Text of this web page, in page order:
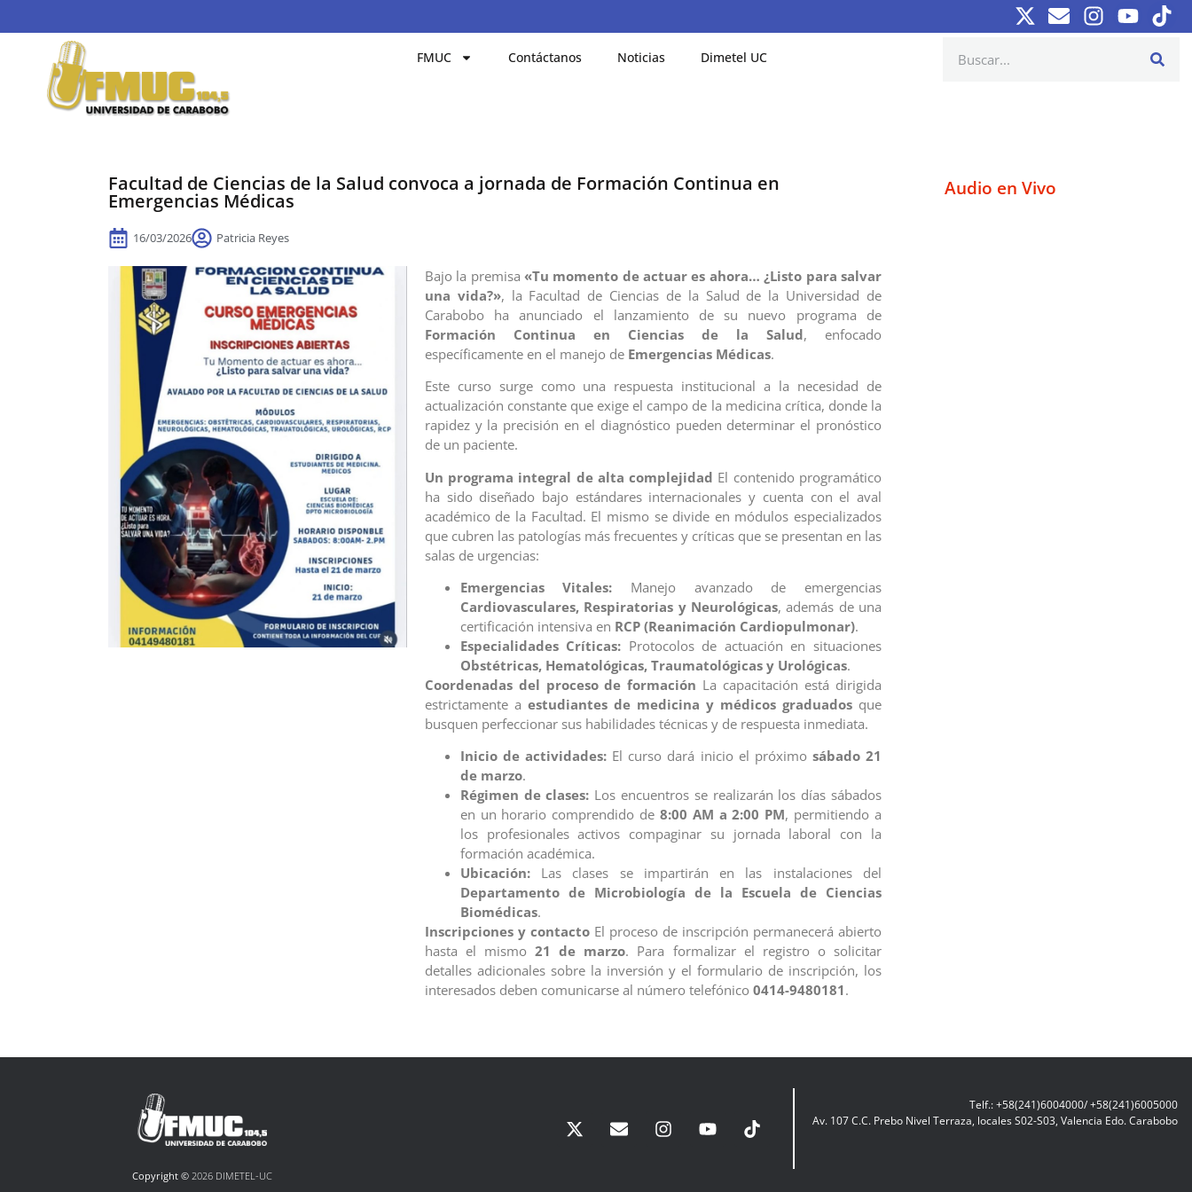
FMUC Contáctanos Noticias Dimetel UC
Facultad de Ciencias de la Salud convoca a jornada de Formación Continua en
Emergencias Médicas
16/03/2026 Patricia Reyes
Bajo la premisa «Tu momento de actuar es ahora… ¿Listo para salvar
una vida?», la Facultad de Ciencias de la Salud de la Universidad de
Carabobo ha anunciado el lanzamiento de su nuevo programa de
Formación Continua en Ciencias de la Salud, enfocado
específicamente en el manejo de Emergencias Médicas.
Este curso surge como una respuesta institucional a la necesidad de
actualización constante que exige el campo de la medicina crítica, donde la
rapidez y la precisión en el diagnóstico pueden determinar el pronóstico
de un paciente.
Un programa integral de alta complejidad El contenido programático
ha sido diseñado bajo estándares internacionales y cuenta con el aval
académico de la Facultad. El mismo se divide en módulos especializados
que cubren las patologías más frecuentes y críticas que se presentan en las
salas de urgencias:
Emergencias Vitales: Manejo avanzado de emergencias
Cardiovasculares, Respiratorias y Neurológicas, además de una
certificación intensiva en RCP (Reanimación Cardiopulmonar).
Especialidades Críticas: Protocolos de actuación en situaciones
Obstétricas, Hematológicas, Traumatológicas y Urológicas.
Coordenadas del proceso de formación La capacitación está dirigida
estrictamente a estudiantes de medicina y médicos graduadosque
busquen perfeccionar sus habilidades técnicas y de respuesta inmediata.
Inicio de actividades: El curso dará inicio el próximo sábado 21
de marzo.
Régimen de clases: Los encuentros se realizarán los días sábados
en un horario comprendido de 8:00 AM a 2:00 PM, permitiendo a
los profesionales activos compaginar su jornada laboral con la
formación académica.
Ubicación:Las clases se impartirán en las instalaciones del
Departamento de Microbiología de la Escuela de Ciencias
Biomédicas.
Inscripciones y contactoEl proceso de inscripción permanecerá abierto
hasta el mismo21 de marzo. Para formalizar el registro o solicitar
detalles adicionales sobre la inversión y el formulario de inscripción, los
interesados deben comunicarse al número telefónico 0414-9480181.
Audio en Vivo
Copyright ©2026 DIMETEL-UC
Telf.: +58(241)6004000/ +58(241)6005000
Av. 107 C.C. Prebo Nivel Terraza, locales S02-S03, Valencia Edo. Carabobo